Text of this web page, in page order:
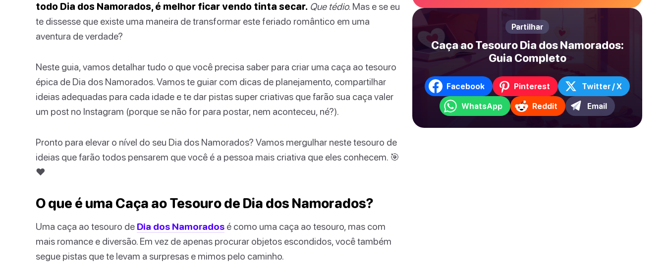
todo Dia dos Namorados, é melhor ficar vendo tinta secar. Que tédio. Mas e se eu
te dissesse que existe uma maneira de transformar este feriado romântico em uma
aventura de verdade?
Neste guia, vamos detalhar tudo o que você precisa saber para criar uma caça ao tesouro
épica de Dia dos Namorados. Vamos te guiar com dicas de planejamento, compartilhar
ideias adequadas para cada idade e te dar pistas super criativas que farão sua caça valer
um post no Instagram (porque se não for para postar, nem aconteceu, né?).
Pronto para elevar o nível do seu Dia dos Namorados? Vamos mergulhar neste tesouro de
ideias que farão todos pensarem que você é a pessoa mais criativa que eles conhecem. 🎯
❤️
O que é uma Caça ao Tesouro de Dia dos Namorados?
Uma caça ao tesouro de Dia dos Namorados é como uma caça ao tesouro, mas com
mais romance e diversão. Em vez de apenas procurar objetos escondidos, você também
segue pistas que te levam a surpresas e mimos pelo caminho.
Partilhar
Caça ao Tesouro Dia dos Namorados:
Guia Completo
Facebook Pinterest Twitter / X
WhatsApp Reddit Email